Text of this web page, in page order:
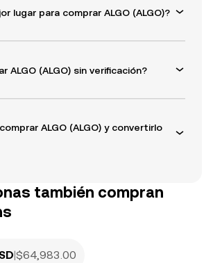
lugar para comprar ALGO (ALGO)?
ALGO (ALGO) sin verificación?
ALGO (ALGO) y convertirlo
también compran
|$64,983.00